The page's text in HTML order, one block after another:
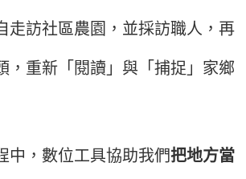
走訪社區農園，並採訪職人，再
，重新「閱讀」與「捕捉」家鄉
，數位工具協助我們把地方當